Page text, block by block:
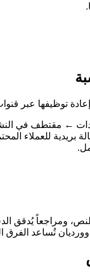
توظيفها عبر
ومراجعاً يُدقق
تُساعد الفرق